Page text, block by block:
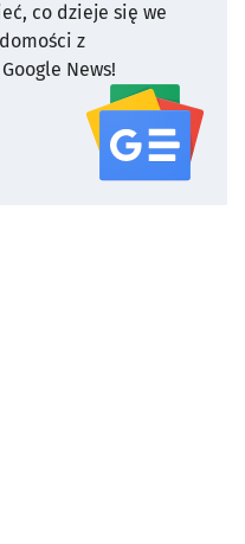
co dzieje się we
z
News!
serwisu